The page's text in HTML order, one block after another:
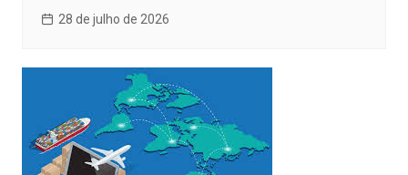
28 de julho de 2026